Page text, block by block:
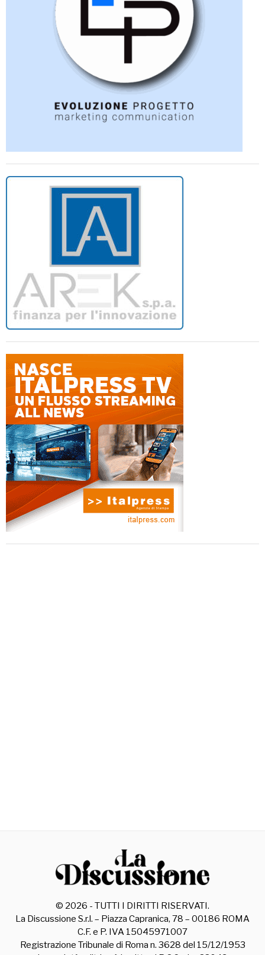
© 2026 - TUTTI I DIRITTI RISERVATI.
La Discussione S.r.l. – Piazza Capranica, 78 – 00186 ROMA
C.F. e P. IVA 15045971007
Registrazione Tribunale di Roma n. 3628 del 15/12/1953